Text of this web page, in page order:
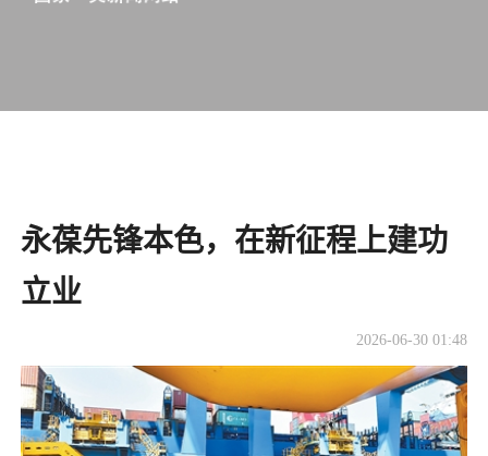
永葆先锋本色，在新征程上建功
立业
2026-06-30 01:48